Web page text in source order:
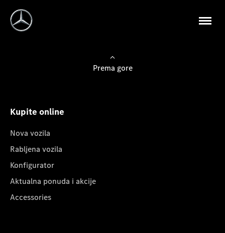
Prema gore
Kupite online
Nova vozila
Rabljena vozila
Konfigurator
Aktualna ponuda i akcije
Accessories